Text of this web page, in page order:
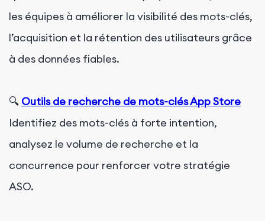
les équipes à améliorer la visibilité des mots-clés,
l’acquisition et la rétention des utilisateurs grâce
à des données fiables.
🔍 Outils de recherche de mots-clés App Store
Identifiez des mots-clés à forte intention,
analysez le volume de recherche et la
concurrence pour renforcer votre stratégie
ASO.